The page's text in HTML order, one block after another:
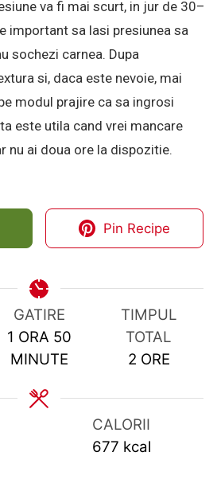
va fi mai scurt, in jur de 30–
important sa lasi presiunea sa
sochezi carnea. Dupa
si, daca este nevoie, mai
modul prajire ca sa ingrosi
este utila cand vrei mancare
nu ai doua ore la dispozitie.
Pin Recipe
GATIRE
1 HOUR
ORA 50MINUTES
MINUTE
TIMPUL
TOTAL
2HOURS
ORE
CALORII
677 kcal